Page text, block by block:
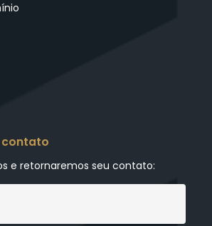
contato
e retornaremos seu contato: